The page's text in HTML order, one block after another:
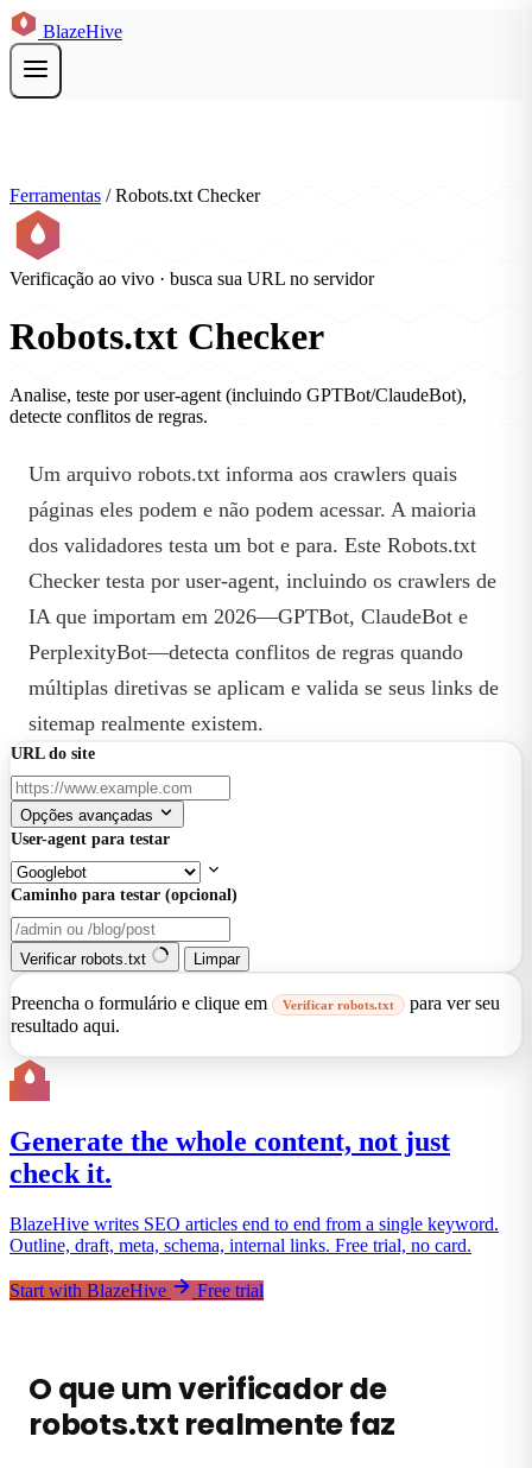
BlazeHive
Ferramentas / Robots.txt Checker
Verificação ao vivo · busca sua URL no servidor
Robots.txt Checker
Analise, teste por user-agent (incluindo GPTBot/ClaudeBot),
detecte conflitos de regras.
Um arquivo robots.txt informa aos crawlers quais
páginas eles podem e não podem acessar. A maioria
dos validadores testa um bot e para. Este Robots.txt
Checker testa por user-agent, incluindo os crawlers de
IA que importam em 2026—GPTBot, ClaudeBot e
PerplexityBot—detecta conflitos de regras quando
múltiplas diretivas se aplicam e valida se seus links de
sitemap realmente existem.
URL do site
Opções avançadas
User-agent para testar
Caminho para testar (opcional)
Verificar robots.txt Limpar
Preencha o formulário e clique em Verificar robots.txt
para ver seu
resultado aqui.
Generate the whole content, not just
check it.
BlazeHive writes SEO articles end to end from a single keyword.
Outline, draft, meta, schema, internal links. Free trial, no card.
Start with BlazeHive Free trial
O que um verificador de
robots.txt realmente faz